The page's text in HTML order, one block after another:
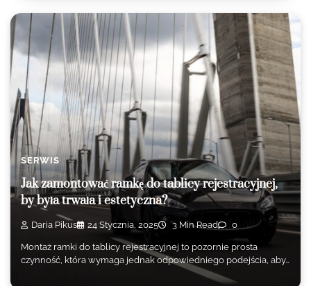
SERWIS
Jak zamontować ramkę do tablicy rejestracyjnej,
by była trwała i estetyczna?
Daria Pikus 24 Stycznia, 2025 3 Min Read 0
Montaż ramki do tablicy rejestracyjnej to pozornie prosta
czynność, która wymaga jednak odpowiedniego podejścia, aby…